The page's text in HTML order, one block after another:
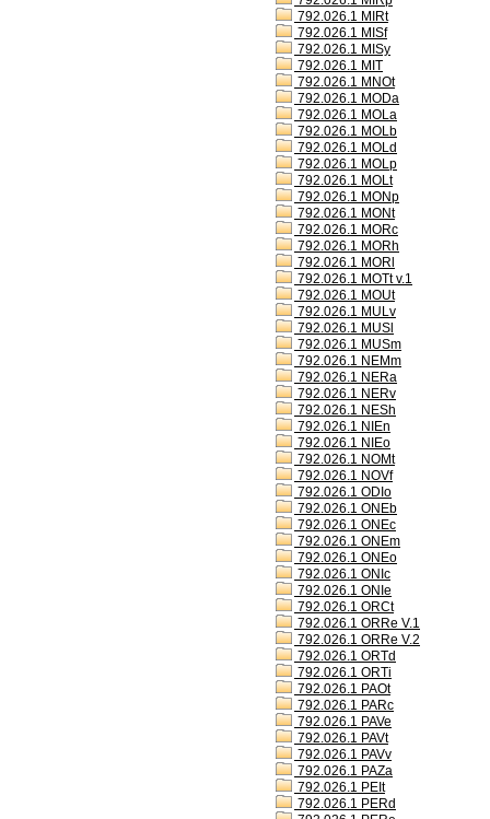
792.026.1 MIRt
792.026.1 MISf
792.026.1 MISy
792.026.1 MIT
792.026.1 MNOt
792.026.1 MODa
792.026.1 MOLa
792.026.1 MOLb
792.026.1 MOLd
792.026.1 MOLp
792.026.1 MOLt
792.026.1 MONp
792.026.1 MONt
792.026.1 MORc
792.026.1 MORh
792.026.1 MORl
792.026.1 MOTt v.1
792.026.1 MOUt
792.026.1 MULv
792.026.1 MUSl
792.026.1 MUSm
792.026.1 NEMm
792.026.1 NERa
792.026.1 NERv
792.026.1 NESh
792.026.1 NIEn
792.026.1 NIEo
792.026.1 NOMt
792.026.1 NOVf
792.026.1 ODIo
792.026.1 ONEb
792.026.1 ONEc
792.026.1 ONEm
792.026.1 ONEo
792.026.1 ONIc
792.026.1 ONIe
792.026.1 ORCt
792.026.1 ORRe V.1
792.026.1 ORRe V.2
792.026.1 ORTd
792.026.1 ORTi
792.026.1 PAOt
792.026.1 PARc
792.026.1 PAVe
792.026.1 PAVt
792.026.1 PAVv
792.026.1 PAZa
792.026.1 PEIt
792.026.1 PERd